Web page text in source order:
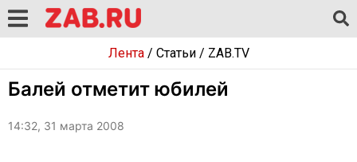
Лента/ Статьи/ ZAB.TV
Балей отметит юбилей
14:32, 31 марта 2008